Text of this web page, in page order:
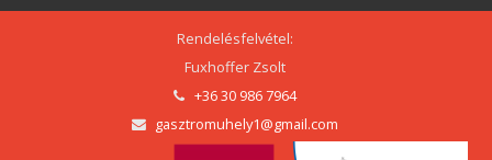
Rendelésfelvétel:
Fuxhoffer Zsolt
+36 30 986 7964
gasztromuhely1@gmail.com